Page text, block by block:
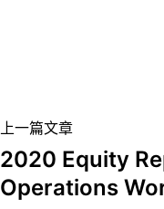
上一篇文章
2020 Equity
Operations